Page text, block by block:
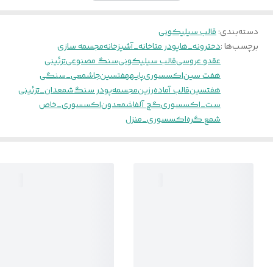
دسته‌بندی:قالب سیلیکونی
برچسب‌ها :دخترونه_هاپودر متاخانه_آشپزخانهمجسمه سازی
عقدو عروسیقالب سیلیکونیسنگ مصنوعیتزئینی
هفت سیناکسسوریپایههفتسینجاشمعی_سنگی
هفتسینقالب آمادهرزینمجسمهپودر سنگشمعدان_تزئینی
ست_اکسسوریگچ آلفاشمعدوناکسسوری_خاص
شمع گرهاکسسوری_منزل